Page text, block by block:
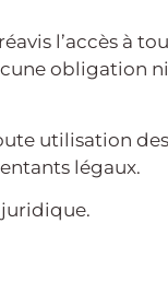
l’accès à
obligation ni
utilisation
légaux.
juridique.